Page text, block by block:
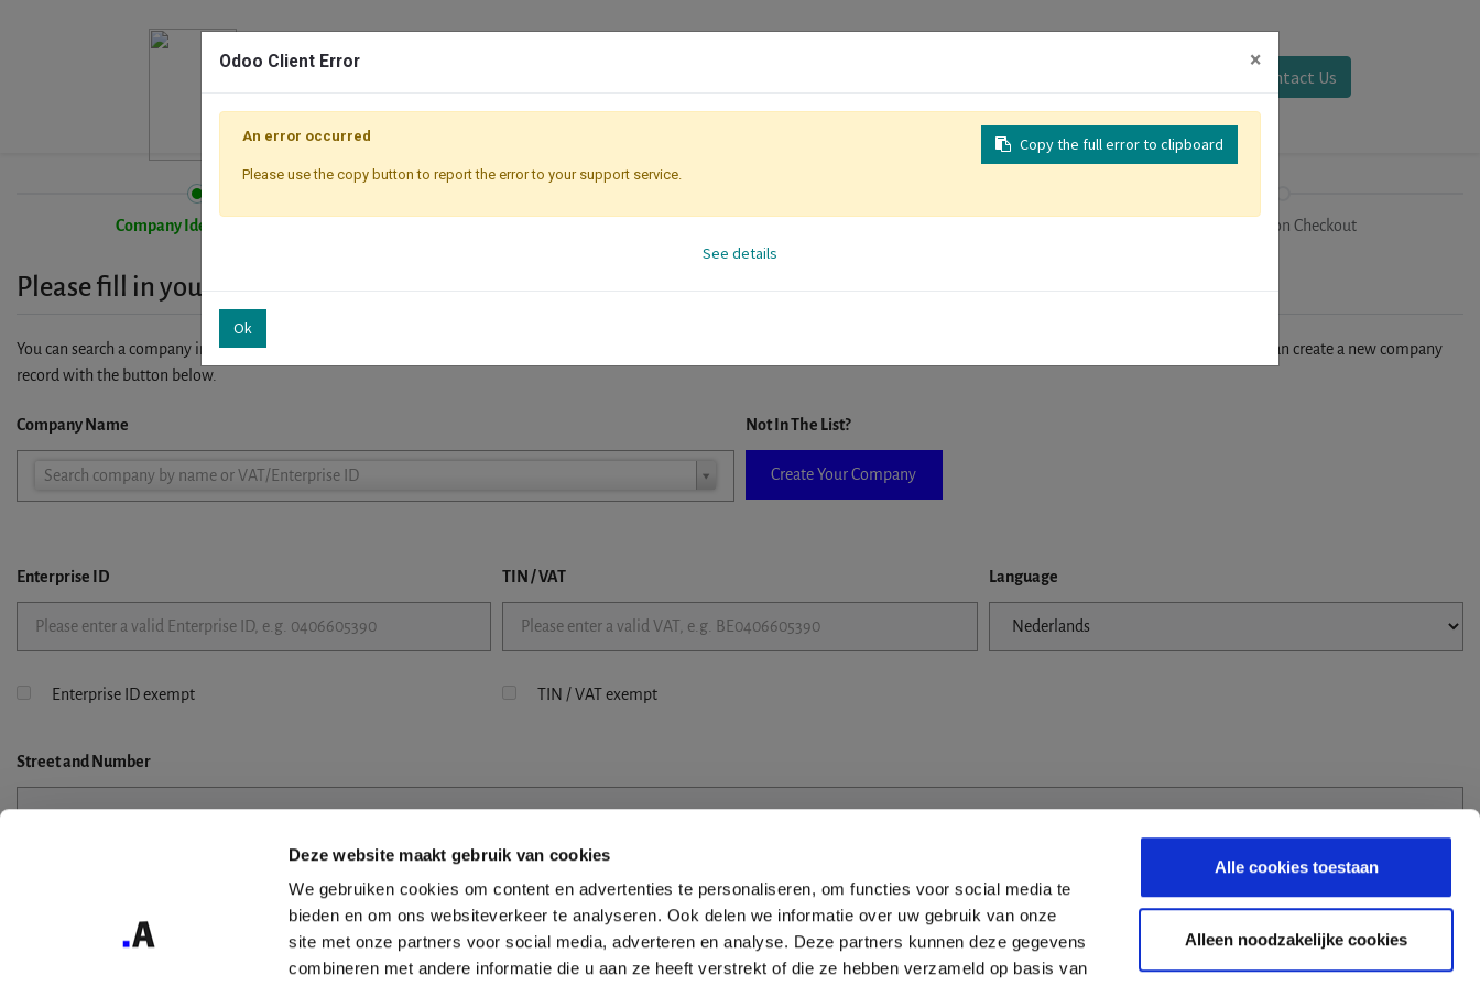
Deze website maakt gebruik van cookies
We gebruiken cookies om content en advertenties te personaliseren, om functies voor social media te
bieden en om ons websiteverkeer te analyseren. Ook delen we informatie over uw gebruik van onze
site met onze partners voor social media, adverteren en analyse. Deze partners kunnen deze gegevens
combineren met andere informatie die u aan ze heeft verstrekt of die ze hebben verzameld op basis van
Alle cookies toestaan
Alleen noodzakelijke cookies
Contact Us
Company Identification Registration Checkout
Please fill in your company details
You can search a company in our database by name, VAT or enterprise ID. When a company is selected it will auto-complete the form. If you don't find your company in our database, you can create a new company
record with the button below.
Company Name
Search company by name or VAT/Enterprise ID
Company
Not In The List?
Create Your Company
Enterprise ID TIN / VAT Language
Enterprise ID exempt TIN / VAT exempt
Streetand Number
Odoo Client Error ×
Copy the full error to clipboard
An error occurred
Please use the copy button to report the error to your support service.
See details
Ok